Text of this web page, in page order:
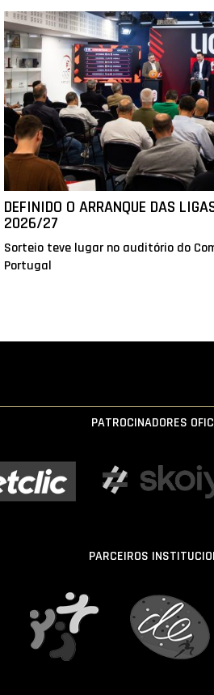
DEFINIDO O ARRANQUE DAS
2026/27
Sorteio teve lugar no auditório do
Portugal
PATROCINADORES
PARCEIROS